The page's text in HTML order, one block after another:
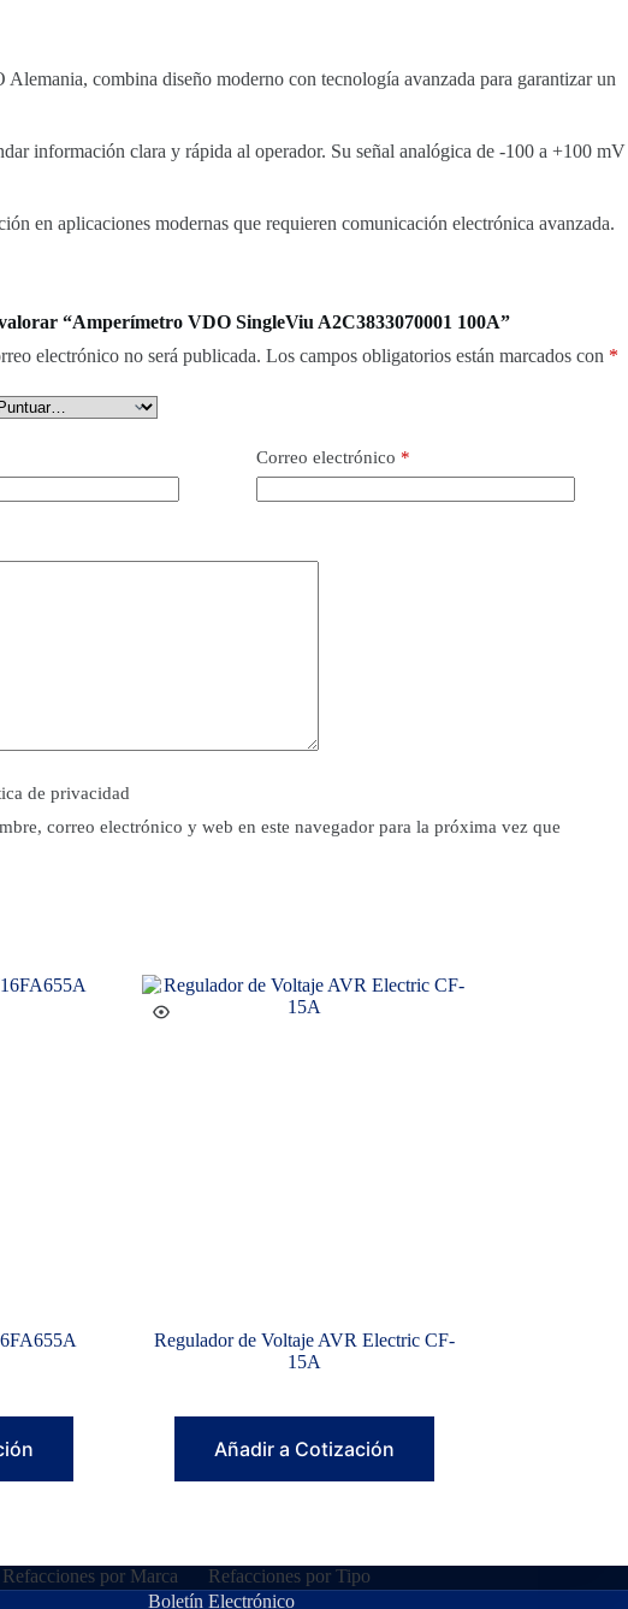
combina diseño moderno con tecnología avanzada para garantizar un
información clara y rápida al operador. Su señal analógica de -100 a +100 mV
en aplicaciones modernas que requieren comunicación electrónica avanzada.
“Amperímetro VDO SingleViu A2C3833070001 100A”
electrónico no será publicada. Los campos obligatorios están marcados con *
Correo electrónico *
de privacidad
correo electrónico y web en este navegador para la próxima vez que
Regulador de Voltaje AVR Electric CF-
15A
Añadir a Cotización
Refacciones por Marca
Refacciones por Tipo
Boletín Electrónico